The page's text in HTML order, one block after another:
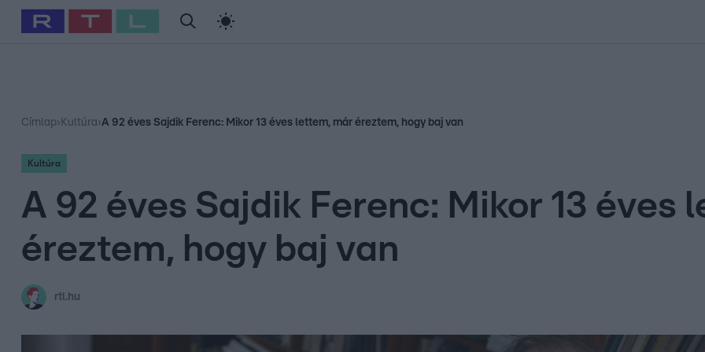
Babits Marcella Szellő István Most Wanted
Címlap› Kultúra›A 92 éves Sajdik Ferenc: Mikor 13 éves lettem, már éreztem, hogy baj van
Kultúra
A 92 éves Sajdik Ferenc: Mikor 13 éves
éreztem, hogy baj van
rtl.hu